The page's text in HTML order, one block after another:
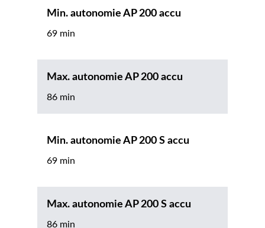
Min. autonomie AP 200 accu
69 min
Max. autonomie AP 200 accu
86 min
Min. autonomie AP 200 S accu
69 min
Max. autonomie AP 200 S accu
86 min